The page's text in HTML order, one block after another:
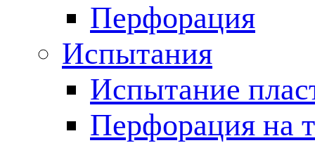
Перфорация
Испытания
Испытание
Перфорация на